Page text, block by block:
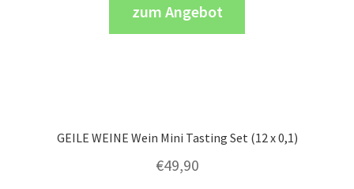
zum Angebot
GEILE WEINE Wein Mini Tasting Set (12 x 0,1)
€49,90